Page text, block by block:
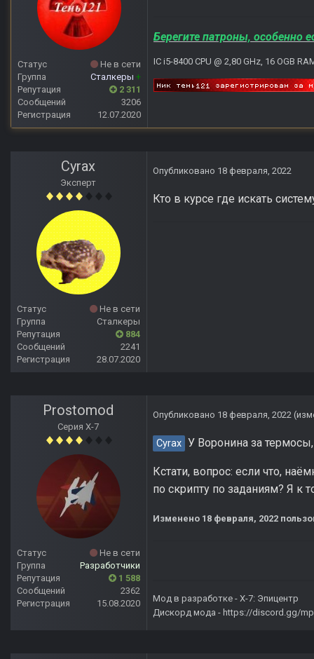
Статус
Не в сети
Группа
Сталкеры +
Репутация
2 311
Сообщений
3206
Регистрация
12.07.2020
Берегите патроны, особенно
IC i5-8400 CPU @ 2,80 GHz, 16 OGB
Cyrax
Эксперт
Статус
Не в сети
Группа
Сталкеры
Репутация
884
Сообщений
2241
Регистрация
28.07.2020
Опубликовано 18 февраля, 2022
Кто в курсе где искать
Prostomod
Серия Х-7
Статус
Не в сети
Группа
Разработчики
Репутация
1 588
Сообщений
2362
Регистрация
15.08.2020
Опубликовано 18 февраля, 2022
Cyrax У Воронина за
Кстати, вопрос: если что,
по скрипту по заданиям? Я к
Изменено 18 февраля, 2022
Мод в разработке - X-7: Эпицентр
Дискорд мода - https://discord.gg/